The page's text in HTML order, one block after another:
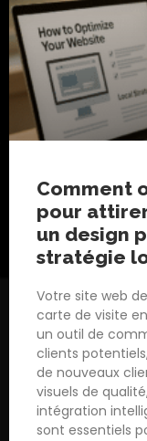
Comment
pour
un design
stratégie
Votre site web
carte de visite
un outil de
clients
de nouveaux
visuels de
intégration
sont essentiels